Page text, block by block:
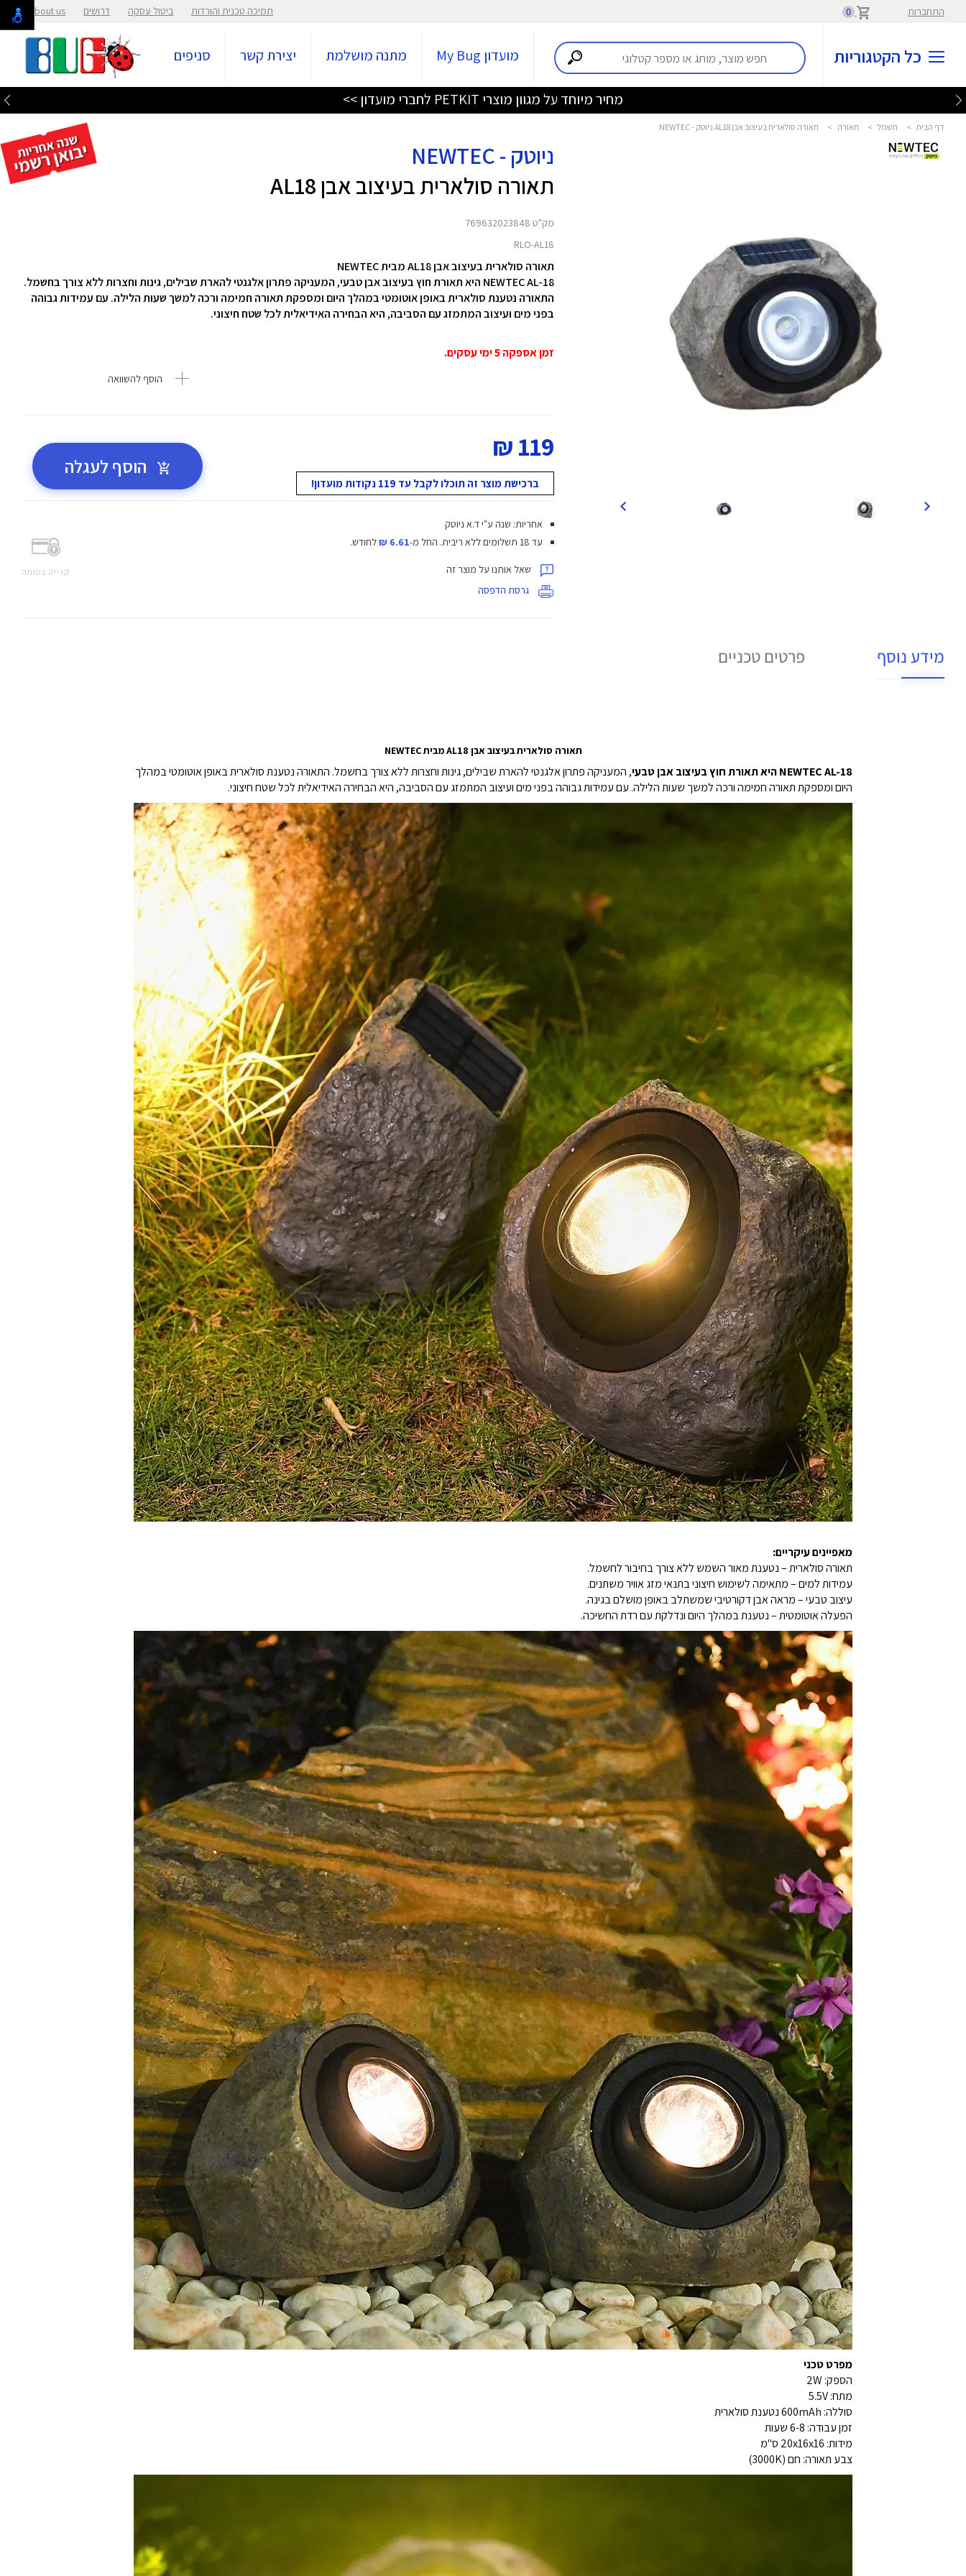
התחברות 0 תמיכה טכנית והורדות ביטול עסקה דרושים About us
כל הקטגוריות מועדון My Bug מתנה מושלמת יצירת קשר סניפים
מחיר מיוחד על מגוון מוצרי PETKIT לחברי מועדון >>
דף הבית > חשמל > תאורה > תאורה סולארית בעיצוב אבן AL18 ניוטק - NEWTEC
ניוטק - NEWTEC
תאורה סולארית בעיצוב אבן AL18
מק"ט 769632023848
RLO-AL18
תאורה סולארית בעיצוב אבן AL18 מבית NEWTEC
NEWTEC AL-18 היא תאורת חוץ בעיצוב אבן טבעי, המעניקה פתרון אלגנטי להארת שבילים, גינות וחצרות ללא צורך בחשמל.
התאורה נטענת סולארית באופן אוטומטי במהלך היום ומספקת תאורה חמימה ורכה למשך שעות הלילה. עם עמידות גבוהה
בפני מים ועיצוב המתמזג עם הסביבה, היא הבחירה האידיאלית לכל שטח חיצוני.
זמן אספקה 5 ימי עסקים.
הוסף להשוואה
119 ₪
ברכישת מוצר זה תוכלו לקבל עד 119 נקודות מועדון!
הוסף לעגלה
קנייה בטוחה
אחריות: שנה ע"י ד.א ניוטק
עד 18 תשלומים ללא ריבית.
החל מ-6.61 ₪ לחודש.
שאל אותנו על מוצר זה
גרסת הדפסה
מידע נוסף פרטים טכניים
תאורה סולארית בעיצוב אבן AL18 מבית NEWTEC
NEWTEC AL-18 היא תאורת חוץ בעיצוב אבן טבעי
, המעניקה פתרון אלגנטי להארת שבילים, גינות וחצרות ללא צורך בחשמל. התאורה נטענת סולארית באופן אוטומטי במהלך
היום ומספקת תאורה חמימה ורכה למשך שעות הלילה. עם עמידות גבוהה בפני מים ועיצוב המתמזג עם הסביבה, היא הבחירה האידיאלית לכל שטח חיצוני.
מאפיינים עיקריים:
תאורה סולארית – נטענת מאור השמש ללא צורך בחיבור לחשמל.
עמידות למים – מתאימה לשימוש חיצוני בתנאי מזג אוויר משתנים.
עיצוב טבעי – מראה אבן דקורטיבי שמשתלב באופן מושלם בגינה.
הפעלה אוטומטית – נטענת במהלך היום ונדלקת עם רדת החשיכה.
מפרט טכני
הספק: 2W
מתח: 5.5V
סוללה: 600mAh נטענת סולארית
זמן עבודה: 6-8 שעות
מידות: 20x16x16 ס"מ
צבע תאורה: חם (3000K)